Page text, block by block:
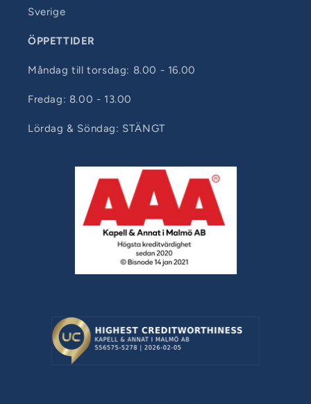
Sverige
ÖPPETTIDER
Måndag till torsdag: 8.00 - 16.00
Fredag: 8.00 - 13.00
Lördag & Söndag: STÄNGT